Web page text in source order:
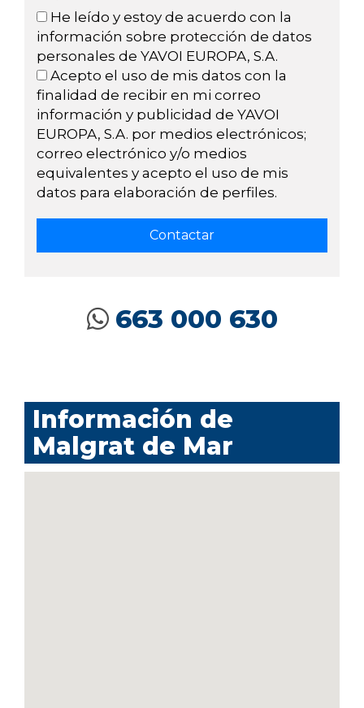
He leído y estoy de acuerdo con la
información sobre protección de datos
personales de YAVOI EUROPA, S.A.
Acepto el uso de mis datos con la
finalidad de recibir en mi correo
información y publicidad de YAVOI
EUROPA, S.A. por medios electrónicos;
correo electrónico y/o medios
equivalentes y acepto el uso de mis
datos para elaboración de perfiles.
663 000 630
Información de
Malgrat de Mar